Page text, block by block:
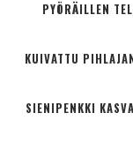
PYÖRÄILLEN
KUIVATTU
SIENIPENKKI